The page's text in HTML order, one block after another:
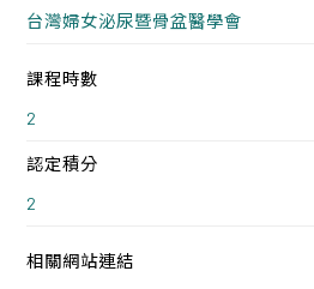
台灣婦女泌尿暨骨盆醫學會
課程時數
2
認定積分
2
相關網站連結